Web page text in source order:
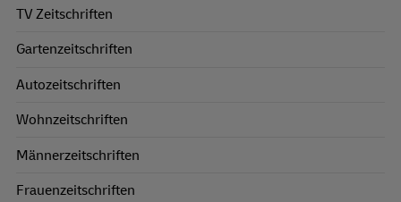
TV Zeitschriften
Gartenzeitschriften
Autozeitschriften
Wohnzeitschriften
Männerzeitschriften
Frauenzeitschriften